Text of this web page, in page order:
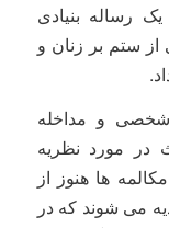
رساله بنیادی
ستم بر زنان و
شخصی و مداخله
در مورد نظریه
ها هنوز از
می شوند که در